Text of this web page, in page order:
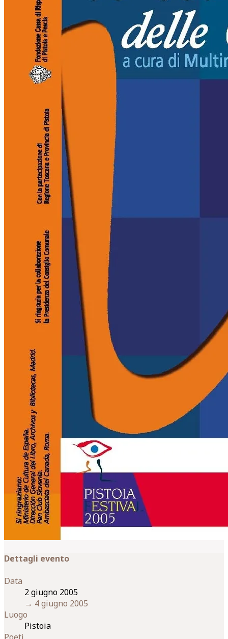
Dettagli evento
Data
2 giugno 2005
→ 4 giugno 2005
Luogo
Pistoia